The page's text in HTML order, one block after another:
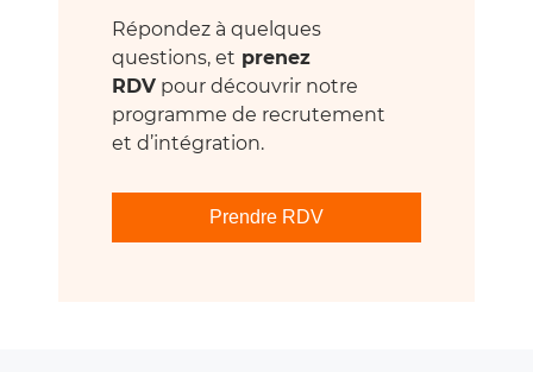
Répondez à quelques
questions, et prenez
RDV pour découvrir notre
programme de recrutement
et d’intégration.
Prendre RDV